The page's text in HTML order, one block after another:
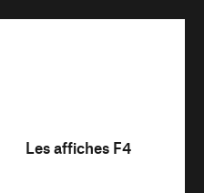
Les affiches F4